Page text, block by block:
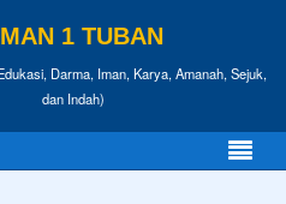
1 TUBAN
Darma, Iman, Karya, Amanah, Sejuk,
dan Indah)